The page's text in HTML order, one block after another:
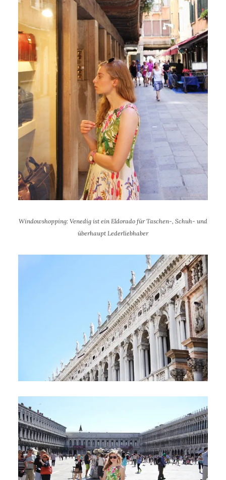
Windowshopping: Venedig ist ein Eldorado für Taschen-, Schuh- und
überhaupt Lederliebhaber